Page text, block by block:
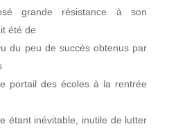
grande résistance à son
été de
du peu de succès obtenus par
portail des écoles à la rentrée
étant inévitable, inutile de lutter